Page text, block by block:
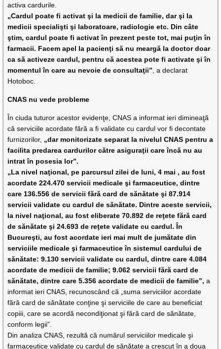
activa cardurile.
„Cardul poate fi activat şi la medicii de familie, dar şi la
medicii specialişti şi laboratoare, radiologie etc. Din câte
ştim, cardul poate fi activat în prezent peste tot, mai puţin în
farmacii. Facem apel la pacienţi să nu meargă la doctor doar
ca să activeze cardul, pentru că acestea pote fi activate şi în
momentul în care au nevoie de consultaţii” , a declarat
Hotoboc.
CNAS nu vede probleme
În ciuda tuturor acestor evidenţe, CNAS a informat ieri dimineaţă
că serviciile acordate fără a fi validate cu cardul vor fi decontate
furnizorilor, „dar monitorizate separat la nivelul CNAS pentru a
facilita predarea cardurilor către asiguraţii care încă nu au
intrat în posesia lor”.
„La nivel naţional, pe parcursul zilei de luni, 4 mai , au fost
acordate 224.470 servicii medicale şi farmaceutice, dintre
care 136.556 de servicii fără card de sănătate şi 87.914
servicii validate cu cardul de sănătate. Dintre aceste servicii,
la nivel naţional, au fost eliberate 70.892 de reţete fără card
de sănătate şi 24.693 de reţete validate cu cardul. În
Bucureşti, au fost acordate ieri mai mult de jumătate din
serviciile medicale şi farmaceutice în sistemul cardului de
sănătate: 9.130 servicii validate cu cardul, dintre care 4.084
acordate de medicii de familie; 9.062 servicii fără card de
sănătate, dintre care 5.356 acordate de medicii de familie”, a
informat ieri CNAS, recunoscând că „suma serviciilor acordate
fără card de sănătate conţine şi serviciile de care au beneficiat
copiii, care se acordă necondiţionat şi fără card de sănătate,
conform legii”.
Din analiza CNAS, rezultă că numărul serviciilor medicale şi
farmaceutice validate cu cardul de sănătate a crescut în a doua